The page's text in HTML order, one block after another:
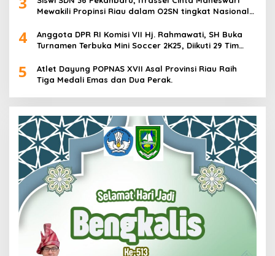
Mewakili Propinsi Riau dalam O2SN tingkat Nasional
4
Anggota DPR RI Komisi VII Hj. Rahmawati, SH Buka
Turnamen Terbuka Mini Soccer 2K25, Diikuti 29 Tim
5
Atlet Dayung POPNAS XVII Asal Provinsi Riau Raih
Tiga Medali Emas dan Dua Perak.